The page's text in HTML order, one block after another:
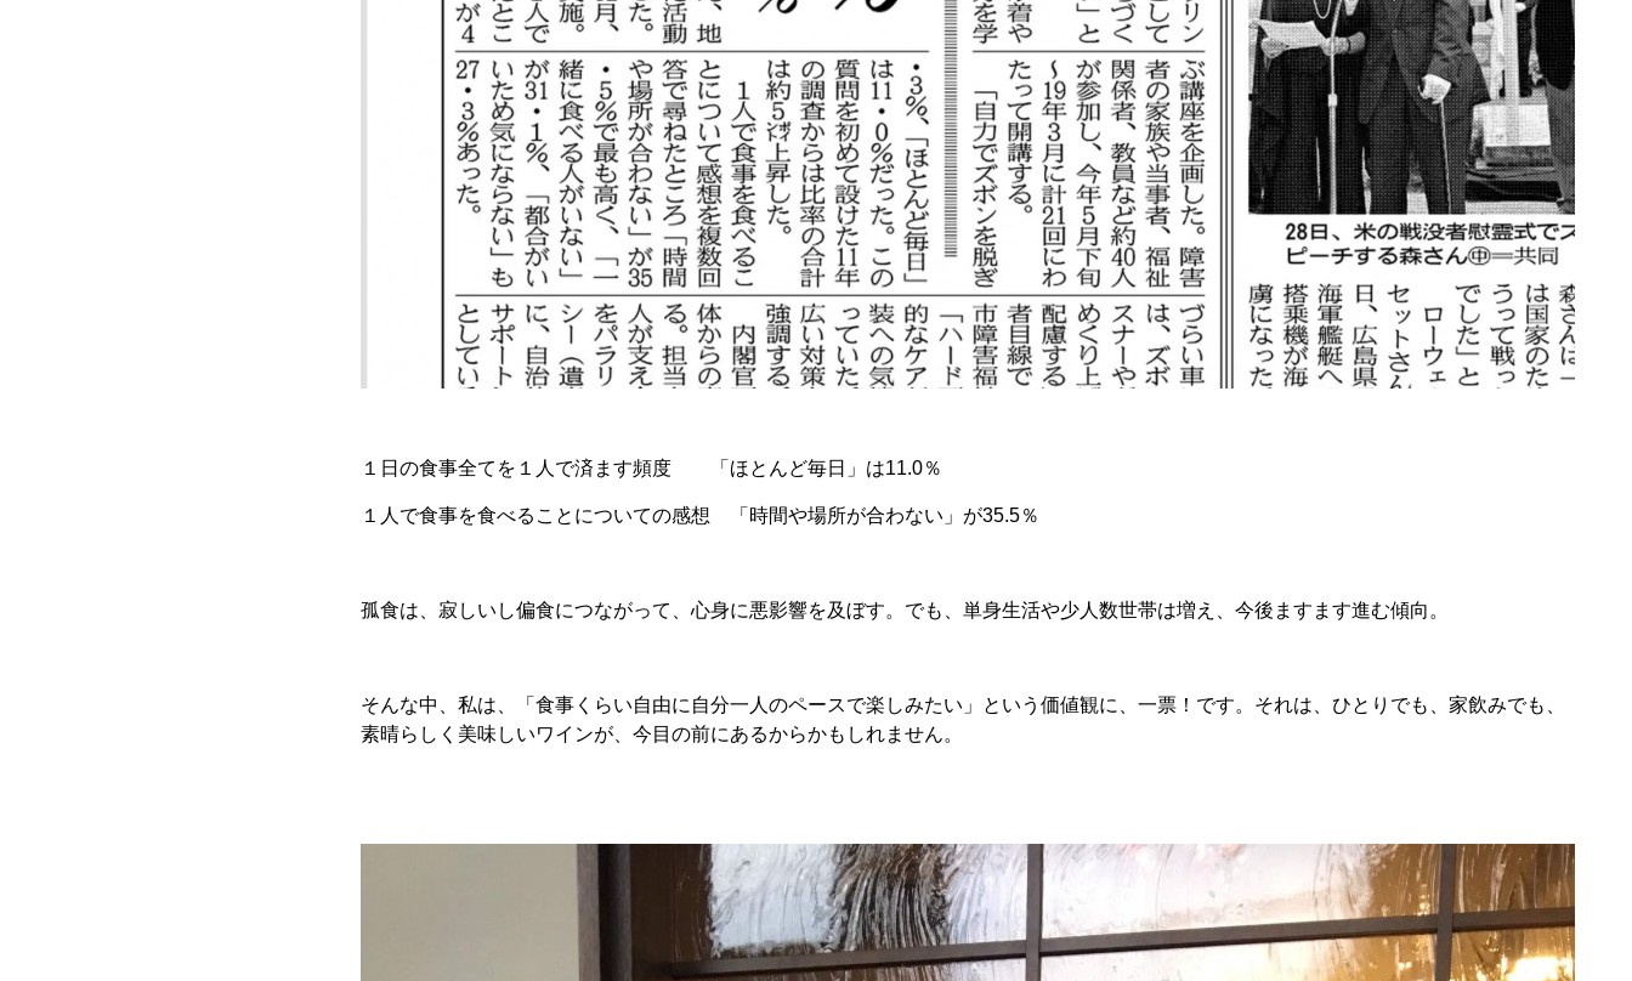
１日の食事全てを１人で済ます頻度 「ほとんど毎日」は11.0％
１人で食事を食べることについての感想 「時間や場所が合わない」が35.5％
孤食は、寂しいし偏食につながって、心身に悪影響を及ぼす。でも、単身生活や少人数世帯は増え、今後ますます進む傾向。
そんな中、私は、「食事くらい自由に自分一人のペースで楽しみたい」という価値観に、一票！です。それは、ひとりでも、家飲みでも、
素晴らしく美味しいワインが、今目の前にあるからかもしれません。